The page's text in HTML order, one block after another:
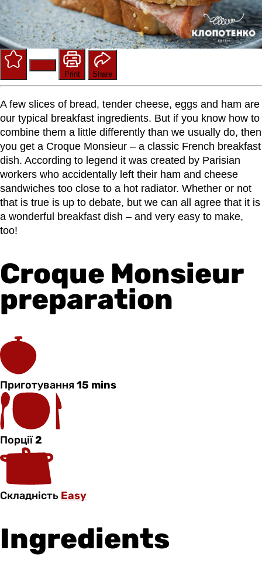
Print
Share
A few slices of bread, tender cheese, eggs and ham are
our typical breakfast ingredients. But if you know how to
combine them a little differently than we usually do, then
you get a Croque Monsieur – a classic French breakfast
dish. According to legend it was created by Parisian
workers who accidentally left their ham and cheese
sandwiches too close to a hot radiator. Whether or not
that is true is up to debate, but we can all agree that it is
a wonderful breakfast dish – and very easy to make,
too!
Croque Monsieur
preparation
Приготування15 mins
Порції2
Складність Easy
Ingredients